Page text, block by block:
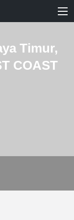
Timur,
COAST